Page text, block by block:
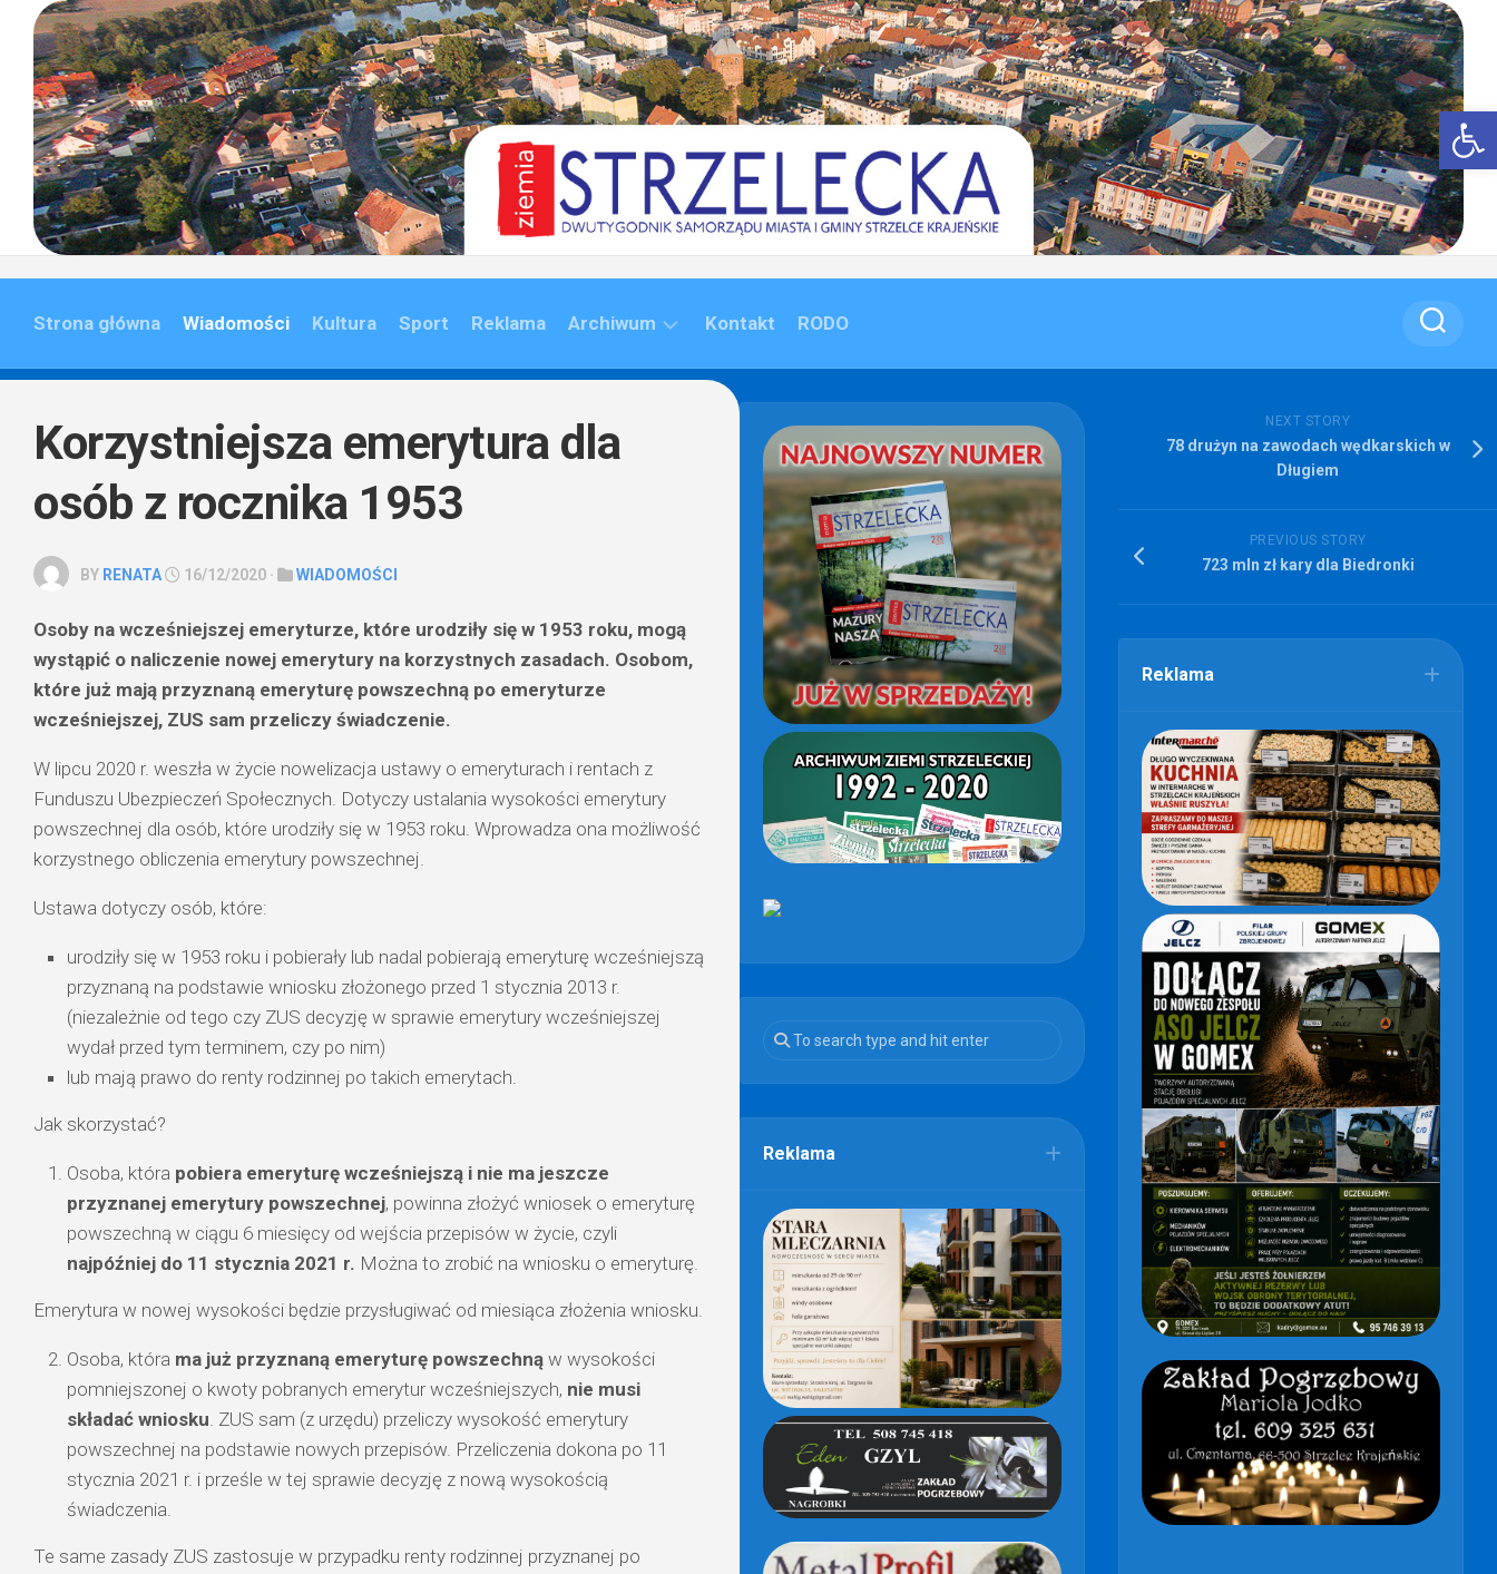
content
Strona główna Wiadomości Kultura Sport Reklama Archiwum
2020)
Kontakt RODO
Korzystniejsza emerytura dla
osób z rocznika 1953
BY RENATA 16/12/2020 · WIADOMOŚCI
Osoby na wcześniejszej emeryturze, które urodziły się w 1953 roku, mogą
wystąpić o naliczenie nowej emerytury na korzystnych zasadach. Osobom,
które już mają przyznaną emeryturę powszechną po emeryturze
wcześniejszej, ZUS sam przeliczy świadczenie.
W lipcu 2020 r. weszła w życie nowelizacja ustawy o emeryturach i rentach z
Funduszu Ubezpieczeń Społecznych. Dotyczy ustalania wysokości emerytury
powszechnej dla osób, które urodziły się w 1953 roku. Wprowadza ona możliwość
korzystnego obliczenia emerytury powszechnej.
Ustawa dotyczy osób, które:
urodziły się w 1953 roku i pobierały lub nadal pobierają emeryturę wcześniejszą
przyznaną na podstawie wniosku złożonego przed 1 stycznia 2013 r.
(niezależnie od tego czy ZUS decyzję w sprawie emerytury wcześniejszej
wydał przed tym terminem, czy po nim)
lub mają prawo do renty rodzinnej po takich emerytach.
Jak skorzystać?
Osoba, która pobiera emeryturę wcześniejszą i nie ma jeszcze
przyznanej emerytury powszechnej, powinna złożyć wniosek o emeryturę
powszechną w ciągu 6 miesięcy od wejścia przepisów w życie, czyli
najpóźniej do 11 stycznia 2021 r. Można to zrobić na wniosku o emeryturę.
Emerytura w nowej wysokości będzie przysługiwać od miesiąca złożenia wniosku.
Osoba, która ma już przyznaną emeryturę powszechną w wysokości
pomniejszonej o kwoty pobranych emerytur wcześniejszych, nie musi
składać wniosku. ZUS sam (z urzędu) przeliczy wysokość emerytury
powszechnej na podstawie nowych przepisów. Przeliczenia dokona po 11
stycznia 2021 r. i prześle w tej sprawie decyzję z nową wysokością
świadczenia.
Te same zasady ZUS zastosuje w przypadku renty rodzinnej przyznanej po
NEXT STORY
78 drużyn na zawodach wędkarskich w
Długiem
PREVIOUS STORY
723 mln zł kary dla Biedronki
Reklama
Reklama